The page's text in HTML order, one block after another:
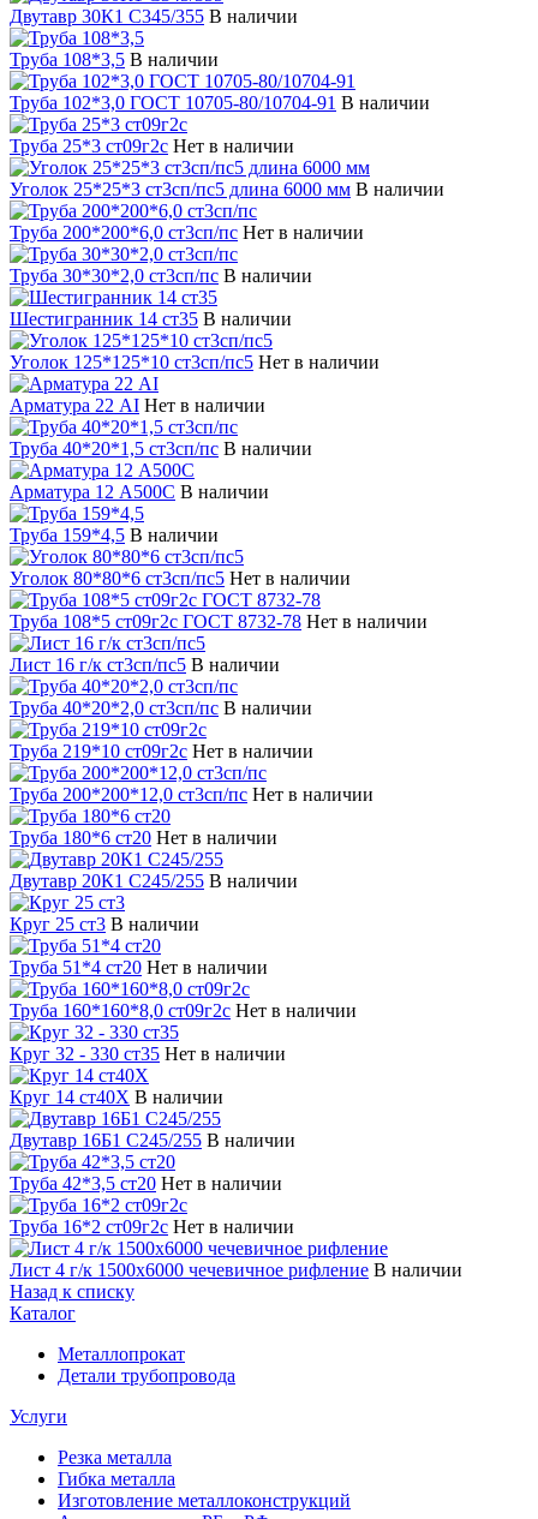
Двутавр 30К1 С345/355 В наличии
Труба 108*3,5 В наличии
Труба 102*3,0 ГОСТ 10705-80/10704-91 В наличии
Труба 25*3 ст09г2с Нет в наличии
Уголок 25*25*3 ст3сп/пс5 длина 6000 мм В наличии
Труба 200*200*6,0 ст3сп/пс Нет в наличии
Труба 30*30*2,0 ст3сп/пс В наличии
Шестигранник 14 ст35 В наличии
Уголок 125*125*10 ст3сп/пс5 Нет в наличии
Арматура 22 АI Нет в наличии
Труба 40*20*1,5 ст3сп/пс В наличии
Арматура 12 А500С В наличии
Труба 159*4,5 В наличии
Уголок 80*80*6 ст3сп/пс5 Нет в наличии
Труба 108*5 ст09г2с ГОСТ 8732-78 Нет в наличии
Лист 16 г/к ст3сп/пс5 В наличии
Труба 40*20*2,0 ст3сп/пс В наличии
Труба 219*10 ст09г2с Нет в наличии
Труба 200*200*12,0 ст3сп/пс Нет в наличии
Труба 180*6 ст20 Нет в наличии
Двутавр 20К1 С245/255 В наличии
Круг 25 ст3 В наличии
Труба 51*4 ст20 Нет в наличии
Труба 160*160*8,0 ст09г2с Нет в наличии
Круг 32 - 330 ст35 Нет в наличии
Круг 14 ст40Х В наличии
Двутавр 16Б1 С245/255 В наличии
Труба 42*3,5 ст20 Нет в наличии
Труба 16*2 ст09г2с Нет в наличии
Лист 4 г/к 1500х6000 чечевичное рифление В наличии
Назад к списку
Каталог
Металлопрокат
Детали трубопровода
Услуги
Резка металла
Гибка металла
Изготовление металлоконструкций